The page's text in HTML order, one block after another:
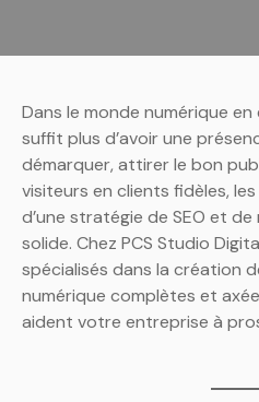
Dans le monde numérique
suffit plus d’avoir une
démarquer, attirer le bon
visiteurs en clients fidèles,
d’une stratégie de SEO et
solide. Chez PCS Studio
spécialisés dans la création
numérique complètes et
aident votre entreprise à